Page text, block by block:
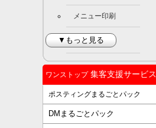
メニュー印刷
▼もっと見る
ワンストップ集客支援サービス
ポスティングまるごとパック
DMまるごとパック